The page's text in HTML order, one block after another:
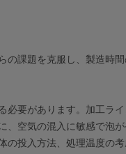
の課題を克服し、製造時
必要があります。加工ラ
、空気の混入に敏感で泡
投入方法、処理温度の考